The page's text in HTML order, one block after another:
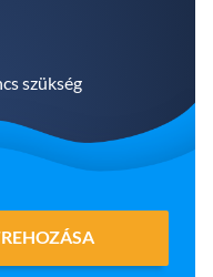
szükség